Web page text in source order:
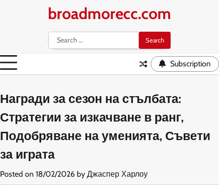
broadmorecc.com
Search
for:
Subscription
Награди за сезон на стълбата:
Стратегии за изкачване в ранг,
Подобряване на уменията, Съвети
за играта
Posted on 18/02/2026 by Джаспер Харлоу